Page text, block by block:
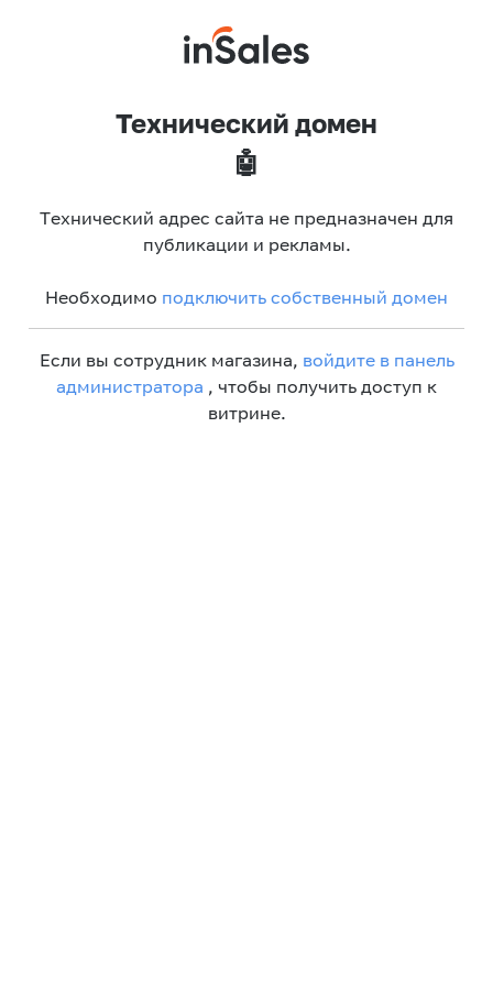
Технический домен
🤖
Технический адрес сайта не предназначен для
публикации и рекламы.
Необходимо подключить собственный домен
Если вы сотрудник магазина, войдите в панель
администратора , чтобы получить доступ к
витрине.